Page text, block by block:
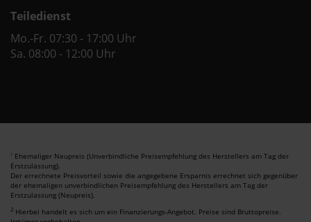
Teiledienst
Mo.-Fr. 07:30 - 17:00 Uhr
Sa. 08:00 - 12:00 Uhr
1 Ehemaliger Neupreis (Unverbindliche Preisempfehlung des Herstellers am Tag der
Erstzulassung).
Der errechnete Preisvorteil sowie die angegebene Ersparnis errechnet sich gegenüber
der ehemaligen unverbindlichen Preisempfehlung des Herstellers am Tag der
Erstzulassung (Neupreis).
2 Hierbei handelt es sich um ein Finanzierungs-Angebot. Preise sind Bruttopreise.